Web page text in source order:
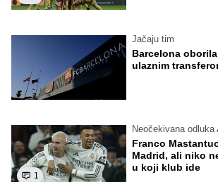
Jačaju tim
Barcelona
ulaznim
1
Neočekivana odluka
Franco
Madrid, ali niko
u koji klub ide